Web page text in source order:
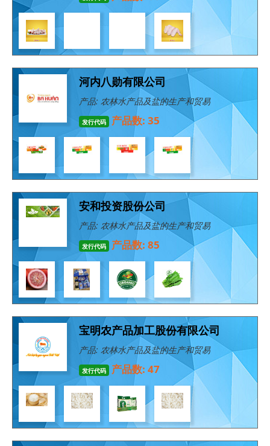
河内八勋有限公司
产品: 农林水产品及盐的生产和贸易
发行代码 产品数: 35
安和投资股份公司
产品: 农林水产品及盐的生产和贸易
发行代码 产品数: 85
宝明农产品加工股份有限公司
产品: 农林水产品及盐的生产和贸易
发行代码 产品数: 47